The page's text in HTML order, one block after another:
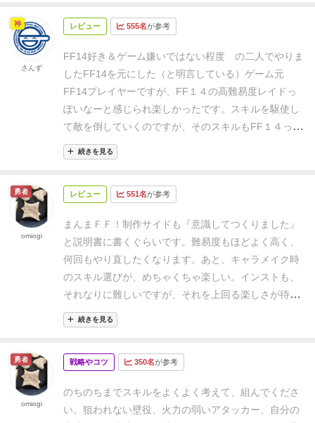
→攻撃と繰り返すこともあります。
目を向けすぎて、仲間が倒れてしまうなんてことがよ
くあります。強力なスキルは目立つので敵に注目され
ます（ヘイトがたまるという）。そのヘイトがいつの
間にかたまっていて気づいたら攻撃対象にされて倒れ
ていた・・・というのがありました。敵を倒すことも
大事ですが、仲間がどうなっているかも全員が全員気
が、ここをしっかりして話し合いをしないと本当に一
瞬で終わります。
レビュー 555名が参考
FF14好き＆ゲーム嫌いではない程度 の二人でやりま
したFF14を元にした（と明言している）ゲーム元
FF14プレイヤーですが、FF１４の高難易度レイドっ
ぽいなーと感じられ楽しかったです。
スキルを駆使し
て敵を倒していくのですが、そのスキルもFF１４っぽ
い（ネトゲ）っぽい効果ばかりです。
ごとにレベルアップし、スキルの組み合わせを考える
か強力なスキルの組み合わせを考えないと勝てない難
理、ダメージの与える順序など詰将棋的に考えるのも
楽しいです。 1ステージ1時間程度×６ でボリューム
もあります。公式縛りプレイでアチーブ（PS4のトロ
フィーやXboxの実績みたいなもの）も狙えるのでやり
こみ要素も〇ただ、説明書がわかりにくいのと、ネト
ゲやRPG好きじゃないと楽しめないだろうなぁと感じ
れるので協力感も薄いですし、ボドゲカフェなどで知
らない4人で集まってするようなものでもないと思い
ます。Amazonでかなり安くなってたりするので、好
きな人は買いましょう セールで買ったと思えば結構楽
続きを見る
神
さんず
レビュー 551名が参考
まんまＦＦ！ 制作サイドも『意識してつくりました』
と説明書に書くぐらいです。 難易度もほどよく高く、
何回もやり直したくなります。 あと、キャラメイク時
のスキル選びが、めちゃくちゃ楽しい。 インストも、
それなりに難しいですが、それを上回る楽しさが待っ
ています。箱の側面に、プレイ時間500分と記載され
てますが、完全クリア(ボス５～６体)でそのくらいか
ればボス１体にすると、1時間くらいで充分満足でき
系のボードゲームと同じ満足度は得られるので、お得
感は半端ない。 ボスの行動も、ほどよくランダムで、
続きを見る
勇者
omiogi
戦略やコツ 350名が参考
のちのちまでスキルをよくよく考えて、組んでくださ
い。 狙われない壁役、 火力の弱いアタッカー、
自分の
勇者
omiogi